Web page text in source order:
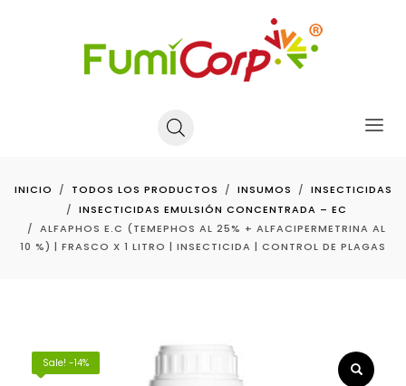
INICIO TODOS LOS PRODUCTOS INSUMOS
INSECTICIDAS
INSECTICIDAS EMULSIÓN CONCENTRADA – EC
ALFAPHOS E.C (TEMEPHOS AL 25% + ALFACIPERMETRINA AL
10 %) | FRASCO X 1 LITRO | INSECTICIDA | CONTROL DE PLAGAS
Sale! -14%